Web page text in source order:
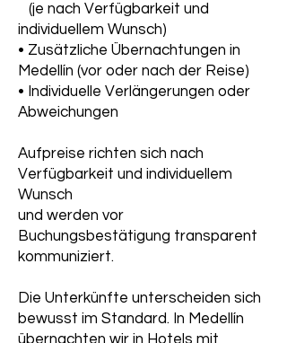
(je nach Verfügbarkeit und
individuellem Wunsch)
• Zusätzliche Übernachtungen in
Medellín (vor oder nach der Reise)
• Individuelle Verlängerungen oder
Abweichungen
Aufpreise richten sich nach
Verfügbarkeit und individuellem
Wunsch
und werden vor
Buchungsbestätigung transparent
kommuniziert.
Die Unterkünfte unterscheiden sich
bewusst im Standard. In Medellín
übernachten wir in Hotels mit